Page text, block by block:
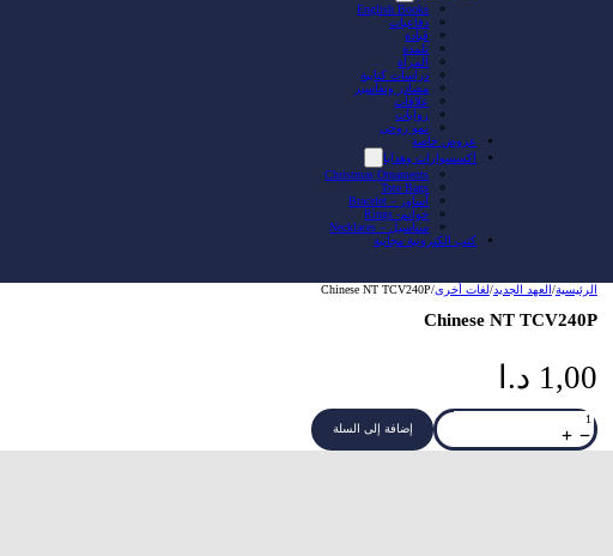
English Books
دفاعيات
قيادة
تلمذة
المرأة
دراسات كتابية
مصادر وتفاسير
علاقات
روايات
نمو روحي
عروض خاصة
اكسسوارات وهدايا
Christmas Ornaments
Tote Bags
أساور – Bracelet
خواتم- Rings
سناسيل – Necklaces
كتب الكترونية مجانية
الرئيسية/العهد الجديد/لغات أخرى/
Chinese NT TCV240P
Chinese NT TCV240P
1,00 د.ا
كمية
Chinese
NT
TCV240P
إضافة إلى السلة